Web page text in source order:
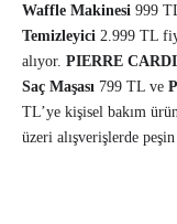
Waffle Makinesi 999
Temizleyici 2.999 TL
alıyor. PIERRE
Saç Maşası 799 TL ve
TL’ye kişisel bakım
üzeri alışverişlerde